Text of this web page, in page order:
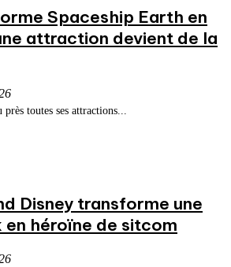
Spaceship Earth en
attraction devient de la
toutes ses attractions...
Disney transforme une
héroïne de sitcom